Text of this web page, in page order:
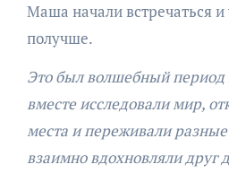
Маша начали встречаться и
получше.
Это был волшебный период
вместе исследовали мир,
места и переживали
взаимно вдохновляли друг